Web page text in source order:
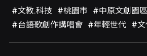
#文教.科技 #桃園市 #中原文創園區
#台語歌創作講唱會 #年輕世代 #文